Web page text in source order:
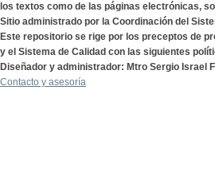
los textos como de las páginas electrónicas,
Sitio administrado por la Coordinación del
Este repositorio se rige por los preceptos de
y el Sistema de Calidad con las siguientes
Diseñador y administrador: Mtro Sergio Israel
Contacto y asesoría